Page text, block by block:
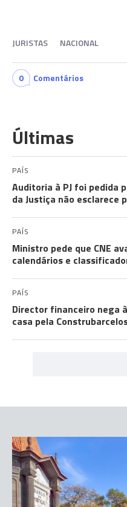
JURISTAS NACIONAL
0 Comentários
Últimas
PAÍS
Auditoria à PJ foi pedida
da Justiça não esclarece
PAÍS
Ministro pede que CNE
calendários e
PAÍS
Director financeiro nega
casa pela